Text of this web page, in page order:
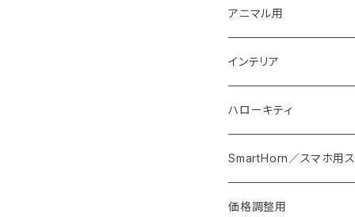
丼・鉢
マドラー
おはじき
紐
スプーン・フォーク・カト
イヤリング・ノンホール
ピアス
ストラップ
ブローチ
アニマル用
梟用水入れ
インテリア
ウエルカムプレート
花器
椅子・テーブル
ハローキティ
皿
バッグ
SmartHorn／スマホ用
価格調整用